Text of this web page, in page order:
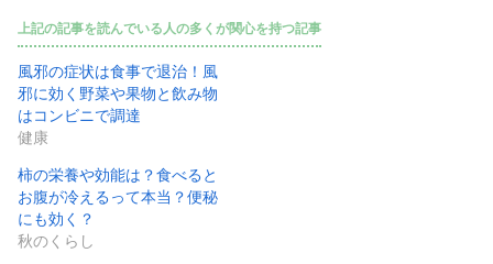
上記の記事を読んでいる人の多くが関心を持つ記事
風邪の症状は食事で退治！風
邪に効く野菜や果物と飲み物
はコンビニで調達
健康
柿の栄養や効能は？食べると
お腹が冷えるって本当？便秘
にも効く？
秋のくらし